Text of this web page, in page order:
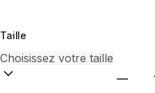
Taille